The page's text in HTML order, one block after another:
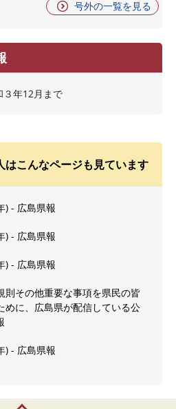
号外の一覧を見る
３年12月まで
はこんなページも見ています
) - 広島県報
) - 広島県報
) - 広島県報
則その他重要な事項を県民の皆
めに、広島県が配信している公
) - 広島県報